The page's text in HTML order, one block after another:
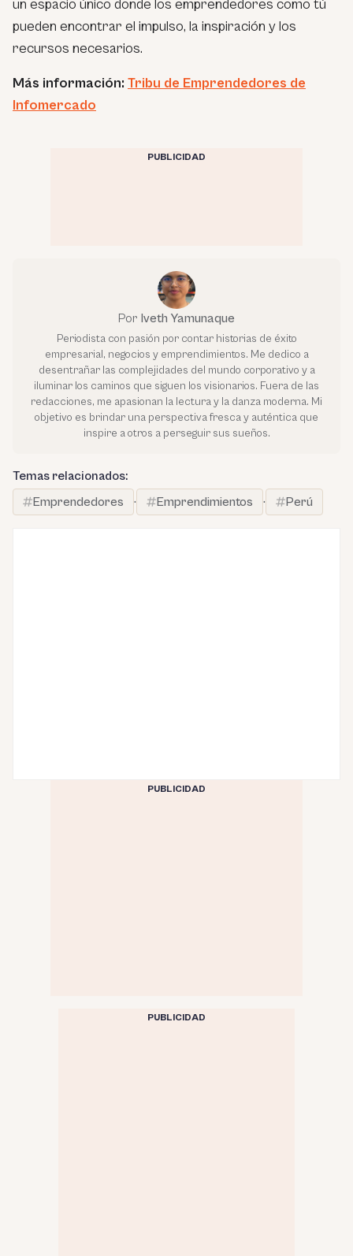
un espacio único donde los emprendedores como tú
pueden encontrar el impulso, la inspiración y los
recursos necesarios.
Más información: Tribu de Emprendedores de
Infomercado
PUBLICIDAD
Por Iveth Yamunaque
Periodista con pasión por contar historias de éxito
empresarial, negocios y emprendimientos. Me dedico a
desentrañar las complejidades del mundo corporativo y a
iluminar los caminos que siguen los visionarios. Fuera de las
redacciones, me apasionan la lectura y la danza moderna. Mi
objetivo es brindar una perspectiva fresca y auténtica que
inspire a otros a perseguir sus sueños.
Temas relacionados:
Emprendedores
· Emprendimientos · Perú
PUBLICIDAD
PUBLICIDAD